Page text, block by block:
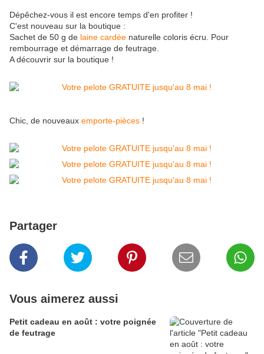
Dépêchez-vous il est encore temps d'en profiter !
C'est nouveau sur la boutique :
Sachet de 50 g de laine cardée naturelle coloris écru. Pour
rembourrage et démarrage de feutrage.
A découvrir sur la boutique !
Chic, de nouveaux emporte-pièces !
Partager
Vous aimerez aussi
Petit cadeau en août : votre poignée
de feutrage